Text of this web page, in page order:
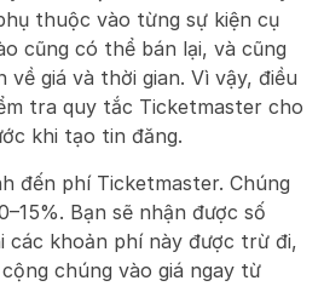
thuộc vào từng sự kiện cụ
cũng có thể bán lại, và cũng
về giá và thời gian. Vì vậy, điều
tra quy tắc Ticketmaster cho
khi tạo tin đăng.
đến phí Ticketmaster. Chúng
Bạn sẽ nhận được số
các khoản phí này được trừ đi,
chúng vào giá ngay từ